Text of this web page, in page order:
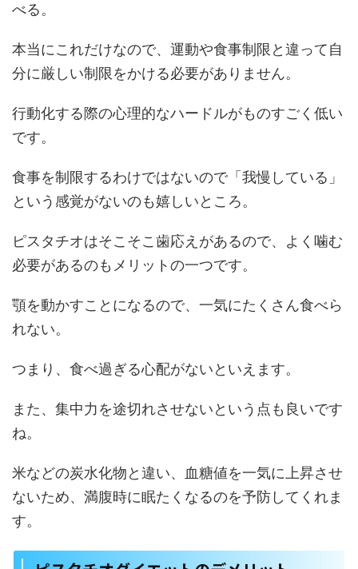
べる。
本当にこれだけなので、運動や食事制限と違って自
分に厳しい制限をかける必要がありません。
行動化する際の心理的なハードルがものすごく低い
です。
食事を制限するわけではないので「我慢している」
という感覚がないのも嬉しいところ。
ピスタチオはそこそこ歯応えがあるので、よく噛む
必要があるのもメリットの一つです。
顎を動かすことになるので、一気にたくさん食べら
れない。
つまり、食べ過ぎる心配がないといえます。
また、集中力を途切れさせないという点も良いです
ね。
米などの炭水化物と違い、血糖値を一気に上昇させ
ないため、満腹時に眠たくなるのを予防してくれま
す。